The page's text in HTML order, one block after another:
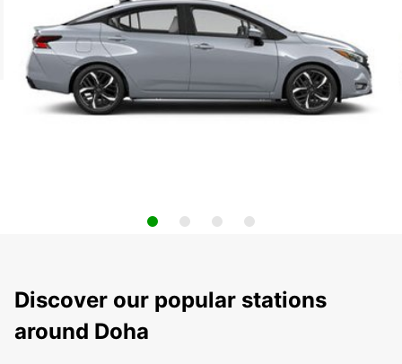
Discover our popular stations
around Doha